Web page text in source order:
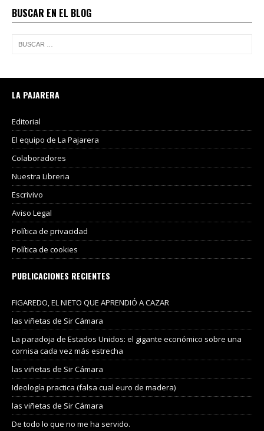
BUSCAR EN EL BLOG
LA PAJARERA
Editorial
El equipo de La Pajarera
Colaboradores
Nuestra Libreria
Escrivivo
Aviso Legal
Política de privacidad
Política de cookies
PUBLICACIONES RECIENTES
FIGAREDO, EL NIETO QUE APRENDIÓ A CAZAR
las viñetas de Sir Cámara
La paradoja de Estados Unidos: el gigante económico sobre una
cornisa cada vez más estrecha
las viñetas de Sir Cámara
Ideología practica (falsa cual euro de madera)
las viñetas de Sir Cámara
De todo lo que no me ha servido.